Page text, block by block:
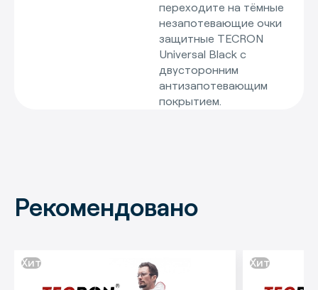
переходите на тёмные
незапотевающие очки
защитные TECRON
Universal Black с
двусторонним
антизапотевающим
покрытием.
Рекомендовано
Хит Хит